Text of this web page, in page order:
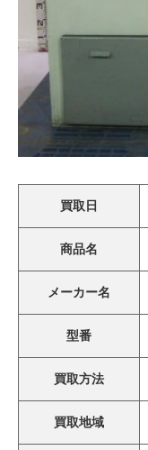
買取日
商品名
メーカー名
型番
買取方法
買取地域